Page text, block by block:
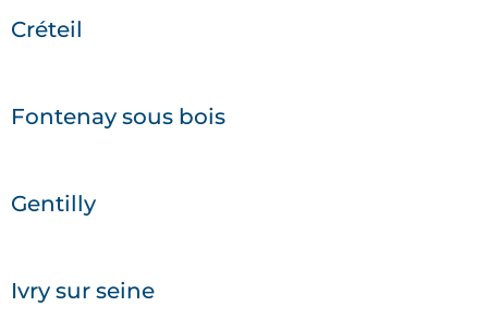
Créteil
Fontenay sous bois
Gentilly
Ivry sur seine